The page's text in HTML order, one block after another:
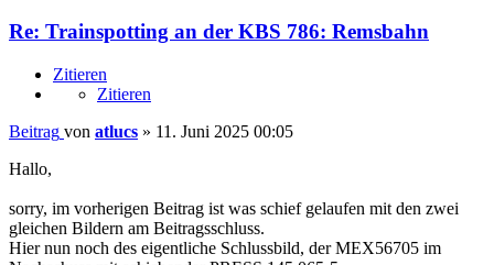
Re: Trainspotting an der KBS 786: Remsbahn
Zitieren
Zitieren
Beitrag von atlucs » 11. Juni 2025 00:05
Hallo,
sorry, im vorherigen Beitrag ist was schief gelaufen mit den zwei
gleichen Bildern am Beitragsschluss.
Hier nun noch des eigentliche Schlussbild, der MEX56705 im